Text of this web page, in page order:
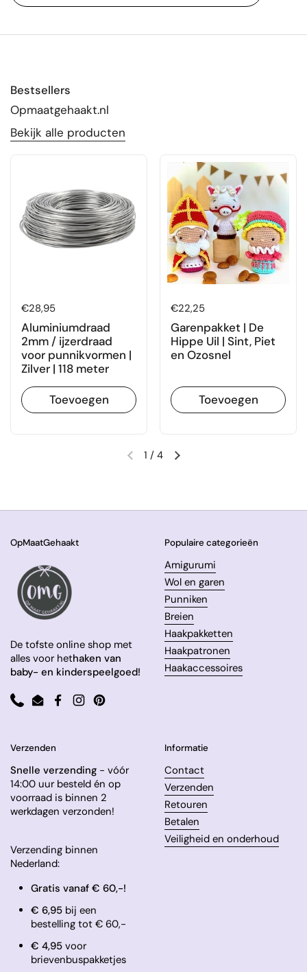
Bestsellers
Opmaatgehaakt.nl
Bekijk alle producten
Prijs:
€28,95
Aluminiumdraad
2mm / ijzerdraad
voor punnikvormen |
Zilver | 118 meter
Toevoegen
Prijs:
€22,25
Garenpakket | De
Hippe Uil | Sint, Piet
en Ozosnel
Toevoegen
Vorige diaVolgende dia
1 / 4
OpMaatGehaakt
De tofste online shop met
alles voor hethaken van
baby- en kinderspeelgoed!
PhoneEmailFacebook
InstagramPinterest
Populaire categorieën
Amigurumi
Wol en garen
Punniken
Breien
Haakpakketten
Haakpatronen
Haakaccessoires
Verzenden
Snelle verzending - vóór
14:00 uur besteld én op
voorraad is binnen 2
werkdagen verzonden!
Verzending binnen
Nederland:
Gratis vanaf € 60,-!
€ 6,95 bij een
bestelling tot € 60,-
​€ 4,95 voor
brievenbuspakketjes
Informatie
Contact
Verzenden
Retouren
Betalen
Veiligheid en onderhoud